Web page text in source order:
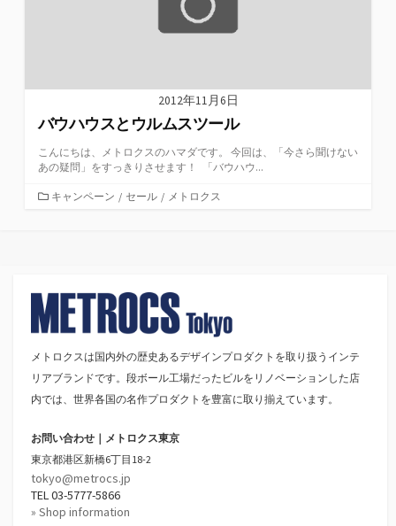
2012年11月6日
バウハウスとウルムスツール
こんにちは、メトロクスのハマダです。 今回は、「今さら聞けない
あの疑問」をすっきりさせます！ 「バウハウ...
カキャンペーン / セール / メトロクス
メトロクスは国内外の歴史あるデザインプロダクトを取り扱うインテ
リアブランドです。段ボール工場だったビルをリノベーションした店
内では、世界各国の名作プロダクトを豊富に取り揃えています。
お問い合わせ｜メトロクス東京
東京都港区新橋6丁目18-2
tokyo@metrocs.jp
TEL 03-5777-5866
» Shop information